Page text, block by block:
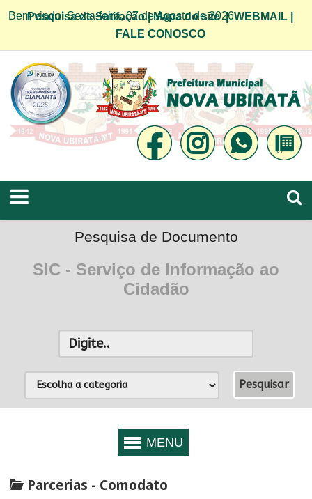
Bem vindo! Sexta-feira, 07 de Agosto de 2026
Pesquisa de Satifação|Mapa do site|WEBMAIL
FALE CONOSCO
Pesquisa de Documento
SIC - Serviço de Informação ao
Cidadão
Parcerias - Comodato